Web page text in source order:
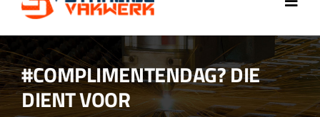
Home
Over ons
#COMPLIMENTENDAG? DIE
DIENT VOOR